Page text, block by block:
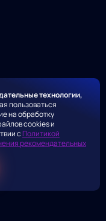
технологии,
пользоваться
на обработку
cookies и
с Политикой
рекомендательных